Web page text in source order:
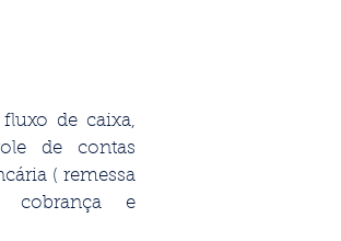
de caixa,
de contas
( remessa
cobrança e